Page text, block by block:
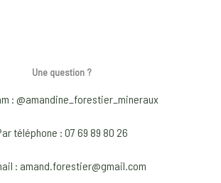
options
may
chosen
the
Une question ?
: @amandine_forestier_mineraux
téléphone : 07 69 89 80 26
: amand.forestier@gmail.com